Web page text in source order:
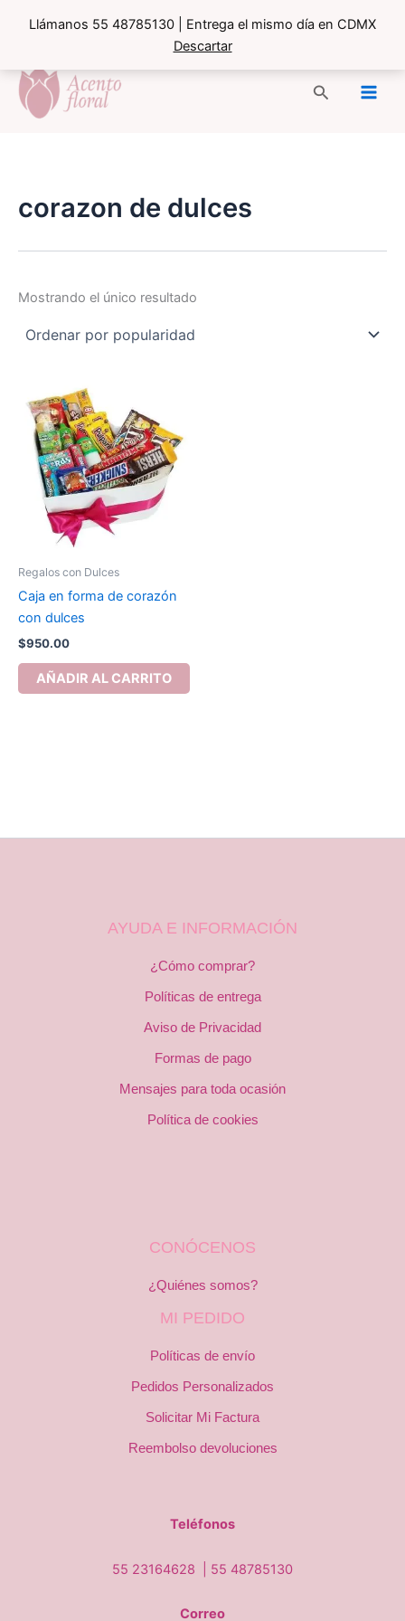
Llámanos 55 48785130 | Entrega el mismo día en CDMX
Descartar
contenido
Buscar
corazon de dulces
Mostrando el único resultado
Regalos con Dulces
Caja en forma de corazón
con dulces
$950.00
AÑADIR AL CARRITO
AYUDA E INFORMACIÓN
¿Cómo comprar?
Políticas de entrega
Aviso de Privacidad
Formas de pago
Mensajes para toda ocasión
Política de cookies
CONÓCENOS
¿Quiénes somos?
MI PEDIDO
Políticas de envío
Pedidos Personalizados
Solicitar Mi Factura
Reembolso devoluciones
Teléfonos
55 23164628 | 55 48785130
Correo